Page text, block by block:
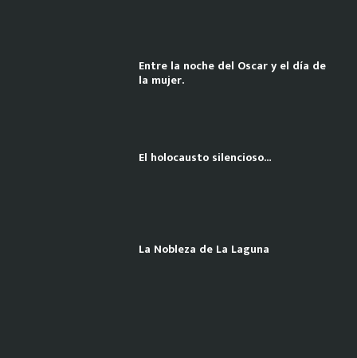
Entre la noche del Oscar y el día de
la mujer.
El holocausto silencioso…
La Nobleza de La Laguna